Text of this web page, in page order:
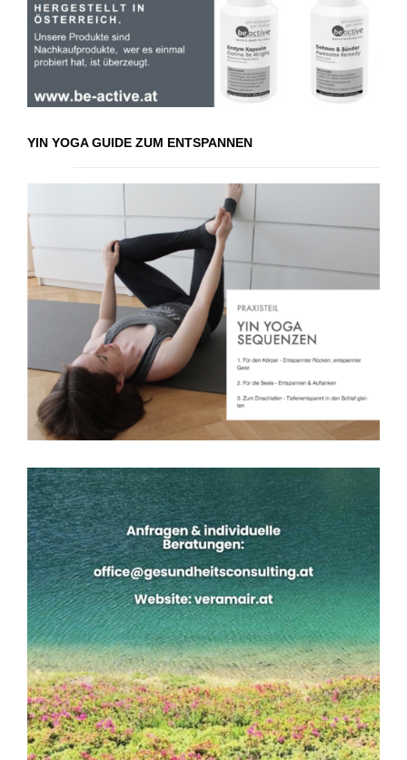
YIN YOGA GUIDE ZUM ENTSPANNEN